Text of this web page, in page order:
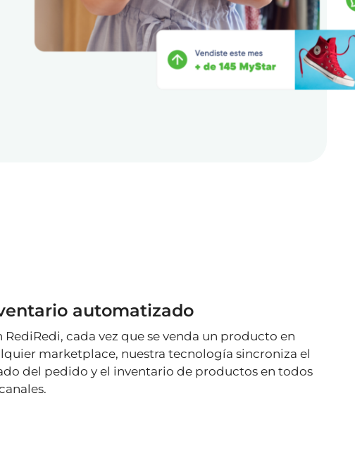
automatizado
RediRedi, cada vez que se venda un producto en
marketplace, nuestra tecnología sincroniza el
del pedido y el inventario de productos en todos